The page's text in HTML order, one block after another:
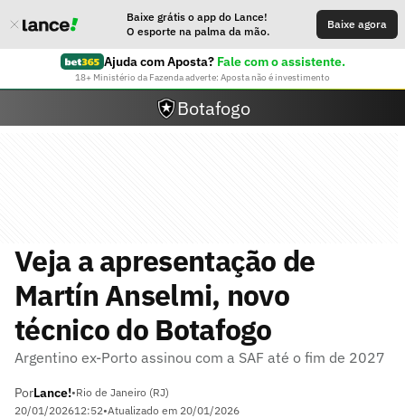
Baixe grátis o app do Lance!
O esporte na palma da mão.
Baixe agora
Ajuda com Aposta? Fale com o assistente.
18+ Ministério da Fazenda adverte: Aposta não é investimento
Botafogo
Veja a apresentação de
Martín Anselmi, novo
técnico do Botafogo
Argentino ex-Porto assinou com a SAF até o fim de 2027
PorLance!•Rio de Janeiro (RJ)
20/01/202612:52•Atualizado em 20/01/2026